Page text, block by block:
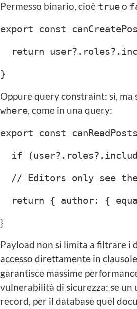
Permesso binario, cioè trueo
export const
return
}
Oppure query constraint: sì,
where, come in una query:
export const
if
// Editors only see
return { author: {
}
Payload non si limita a filtrare i
accesso direttamente in clausole
garantisce massime
vulnerabilità di sicurezza: se
record, per il database quel